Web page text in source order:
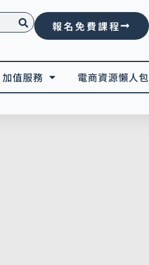
報名免費課程
加值服務 電商資源懶人包